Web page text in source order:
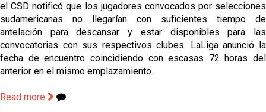
el CSD notificó que los jugadores convocados por selecciones
sudamericanas no llegarían con suficientes tiempo de
antelación para descansar y estar disponibles para las
convocatorias con sus respectivos clubes. LaLiga anunció la
fecha de encuentro coincidiendo con escasas 72 horas del
anterior en el mismo emplazamiento.
Read more